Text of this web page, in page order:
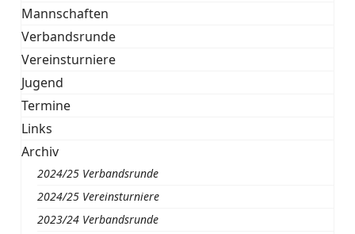
Mannschaften
Verbandsrunde
Vereinsturniere
Jugend
Termine
Links
Archiv
2024/25 Verbandsrunde
2024/25 Vereinsturniere
2023/24 Verbandsrunde